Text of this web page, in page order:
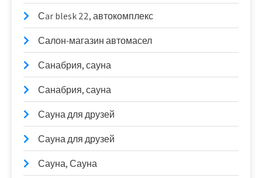
Сar blesk 22, автокомплекс
Салон-магазин автомасел
Санабрия, сауна
Санабрия, сауна
Сауна для друзей
Сауна для друзей
Сауна, Сауна